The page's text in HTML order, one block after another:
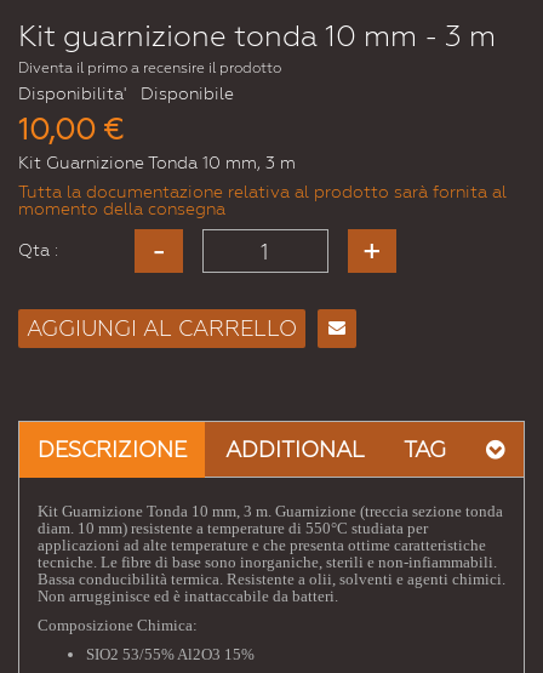
Kit guarnizione tonda 10 mm - 3 m
Diventa il primo a recensire il prodotto
Disponibilita' Disponibile
10,00 €
Kit Guarnizione Tonda 10 mm, 3 m
Tutta la documentazione relativa al prodotto sarà fornita al
momento della consegna
Qta :
AGGIUNGI AL CARRELLO
Amico
DESCRIZIONE ADDITIONAL TAG
Kit Guarnizione Tonda 10 mm, 3 m. Guarnizione (treccia sezione tonda
diam. 10 mm) resistente a temperature di 550°C studiata per
applicazioni ad alte temperature e che presenta ottime caratteristiche
tecniche. Le fibre di base sono inorganiche, sterili e non-infiammabili.
Bassa conducibilità termica. Resistente a olii, solventi e agenti chimici.
Non arrugginisce ed è inattaccabile da batteri.
Composizione Chimica:
SIO2 53/55% Al2O3 15%